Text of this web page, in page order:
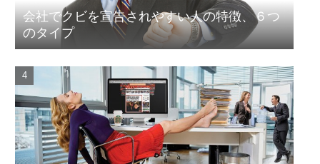
会社でクビを宣告されやすい人の特徴、６つ
のタイプ